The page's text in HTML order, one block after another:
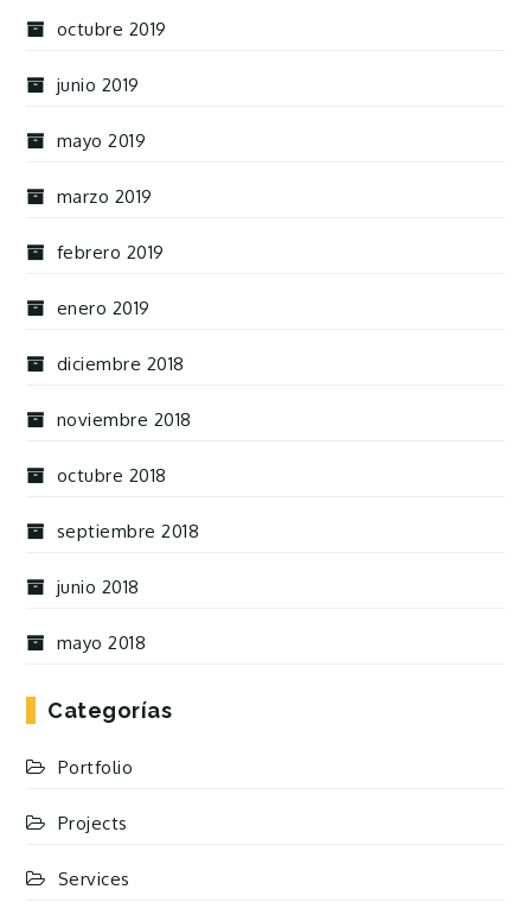
octubre 2019
junio 2019
mayo 2019
marzo 2019
febrero 2019
enero 2019
diciembre 2018
noviembre 2018
octubre 2018
septiembre 2018
junio 2018
mayo 2018
Categorías
Portfolio
Projects
Services